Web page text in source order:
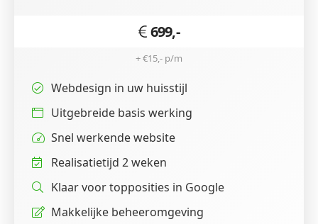
699,-
+ €15,- p/m
Webdesign in uw huisstijl
Uitgebreide basis werking
Snel werkende website
Realisatietijd 2 weken
Klaar voor topposities in Google
Makkelijke beheeromgeving